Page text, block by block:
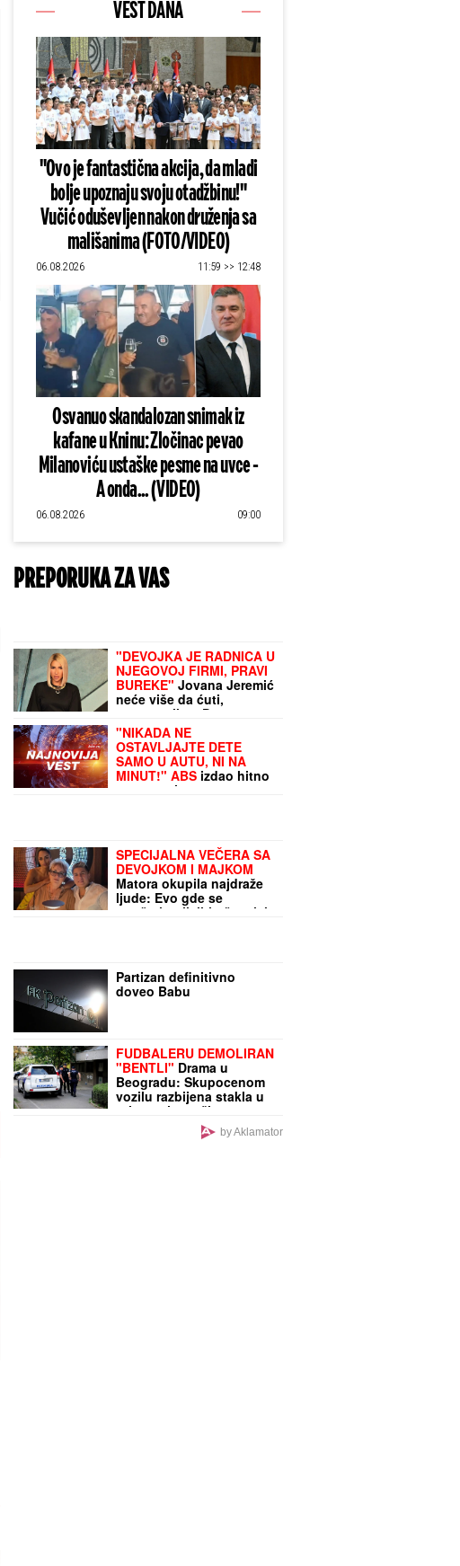
VEST DANA
"Ovo je fantastična akcija, da mladi
bolje upoznaju svoju otadžbinu!"
Vučić oduševljen nakon druženja sa
mališanima (FOTO/VIDEO)
06.08.2026 11:59 >> 12:48
Osvanuo skandalozan snimak iz
kafane u Kninu: Zločinac pevao
Milanoviću ustaške pesme na uvce -
A onda... (VIDEO)
06.08.2026 09:00
PREPORUKA ZA VAS
"DEVOJKA JE RADNICA U
NJEGOVOJ FIRMI, PRAVI
BUREKE" Jovana Jeremić
neće više da ćuti,
progovorila o Draganu
Stankoviću i veridbi:
"Poklanjam mu titulu
bivšeg dečka JJ"
"NIKADA NE
OSTAVLJAJTE DETE
SAMO U AUTU, NI NA
MINUT!" ABS izdao hitno
upozorenje za sve
prelazi 37 STEPENI
SPECIJALNA VEČERA SA
DEVOJKOM I MAJKOM
Matora okupila najdraže
ljude: Evo gde se
opuštaju, rijaliti učesnici
Partizan definitivno
doveo Babu
FUDBALERU DEMOLIRAN
"BENTLI" Drama u
Beogradu: Skupocenom
vozilu razbijena stakla u
privatnoj garaži
luksuznog naseljaby Aklamator